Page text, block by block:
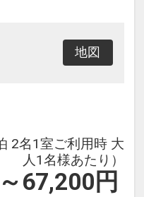
地図
2名1室ご利用時 大
人1名様あたり）
67,200 円